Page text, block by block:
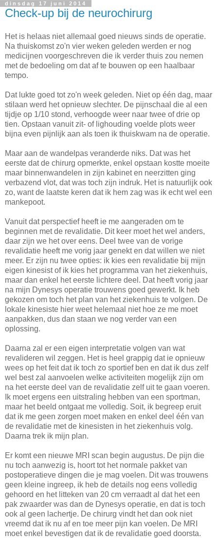
dinsdag 17 juni 2014
Check-up bij de neurochirurg
Het is helaas niet allemaal goed nieuws sinds de operatie.
Na thuiskomst zo'n vier weken geleden werden er nog
medicijnen voorgeschreven die ik verder thuis zou nemen
met de bedoeling om dat af te bouwen op een haalbaar
tempo.
Dat lukte goed tot zo'n week geleden. Niet op één dag, maar
stilaan werd het opnieuw slechter. De pijnschaal die al een
tijdje op 1/10 stond, verhoogde weer naar twee of drie op
tien. Opstaan vanuit zit- of lighouding voelde plots weer
bijna even pijnlijk aan als toen ik thuiskwam na de operatie.
Maar aan de wandelpas veranderde niks. Dat was het
eerste dat de chirurg opmerkte, enkel opstaan kostte moeite
maar binnenwandelen in zijn kabinet en neerzitten ging
verbazend vlot, dat was toch zijn indruk. Het is natuurlijk ook
zo, want de laatste keren dat ik hem zag was ik echt wel een
mankepoot.
Vanuit dat perspectief heeft ie me aangeraden om te
beginnen met de revalidatie. Dit keer moet het wel anders,
daar zijn we het over eens. Deel twee van de vorige
revalidatie heeft me vorig jaar genekt en dat willen we niet
meer. Er zijn nu twee opties: ik kies een revalidatie bij mijn
eigen kinesist of ik kies het programma van het ziekenhuis,
maar dan enkel het eerste lichtere deel. Dat heeft vorig jaar
na mijn Dynesys operatie trouwens goed gewerkt. Ik heb
gekozen om toch het plan van het ziekenhuis te volgen. De
lokale kinesiste hier weet helemaal niet hoe ze me moet
aanpakken, dus dan staan we nog verder van een
oplossing.
Daarna zal er een eigen interpretatie volgen van wat
revalideren wil zeggen. Het is heel grappig dat ie opnieuw
wees op het feit dat ik toch zo sportief ben en dat ik dus zelf
wel best zal aanvoelen welke activiteiten mogelijk zijn om
na het eerste deel van de revalidatie zelf uit te gaan voeren.
Ik moet ergens een uitstraling hebben van een sportman,
maar het beeld ontgaat me volledig. Soit, ik begreep eruit
dat ik me geen zorgen moet maken en enkel deel één van
de revalidatie met de kinesisten in het ziekenhuis volg.
Daarna trek ik mijn plan.
Er komt een nieuwe MRI scan begin augustus. De pijn die
nu toch aanwezig is, hoort tot het normale pakket van
postoperatieve dingen die je mag voelen. Dit was trouwens
geen kleine ingreep, ik heb de details nog eens volledig
gehoord en het litteken van 20 cm verraadt al dat het een
pak zwaarder was dan de Dynesys operatie, en dat is toch
ook al geen lachertje. De chirurg vindt het dan ook niet
vreemd dat ik nu af en toe meer pijn kan voelen. De MRI
moet enkel bevestigen dat ik de revalidatie goed doorsta.